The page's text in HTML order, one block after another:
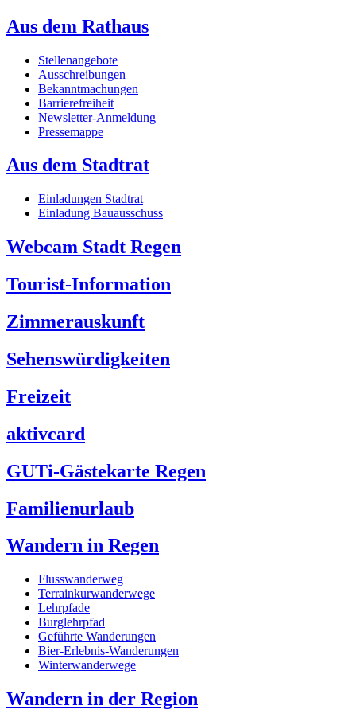
Aus dem Rathaus
Stellenangebote
Ausschreibungen
Bekanntmachungen
Barrierefreiheit
Newsletter-Anmeldung
Pressemappe
Aus dem Stadtrat
Einladungen Stadtrat
Einladung Bauausschuss
Webcam Stadt Regen
Tourist-Information
Zimmerauskunft
Sehenswürdigkeiten
Freizeit
aktivcard
GUTi-Gästekarte Regen
Familienurlaub
Wandern in Regen
Flusswanderweg
Terrainkurwanderwege
Lehrpfade
Burglehrpfad
Geführte Wanderungen
Bier-Erlebnis-Wanderungen
Winterwanderwege
Wandern in der Region